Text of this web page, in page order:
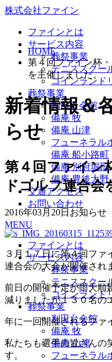
株式会社ファイン
ファインとは
サービス内容
葬祭事業
テニススクー
コインランド
葬祭事業
判田台会館
備庵 牧
備庵 山津
フューネラル
備庵 船小路町
備庵 別府堀田
備庵 豊後大野
交通アクセス
お問い合わせ
MENU
ファインとは
サービス内容
葬祭事業
テニススクー
コインランド
葬祭事業
判田台会館
備庵 牧
備庵 山津
フューネラル
HOME
第４回ファイン杯
を主催しました。
新着情報＆
らせ
第４回ファイン
ドゴルフ連合会
2016年03月20日 お知らせ
３月１７日に第４回ファ
連合会の大会が開催され
前日の開催予定が雨天順
減りましたが１３０名の
年に一回開催されるファ
私たちも選手の皆さんの
す。